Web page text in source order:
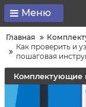
Меню
Главная
Как проверить и
пошаговая
Комплектующие